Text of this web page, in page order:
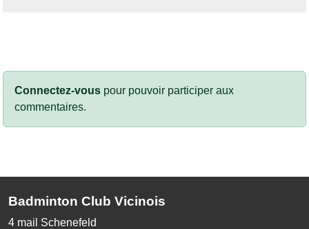
Connectez-vous pour pouvoir participer aux
commentaires.
Badminton Club Vicinois
4 mail Schenefeld